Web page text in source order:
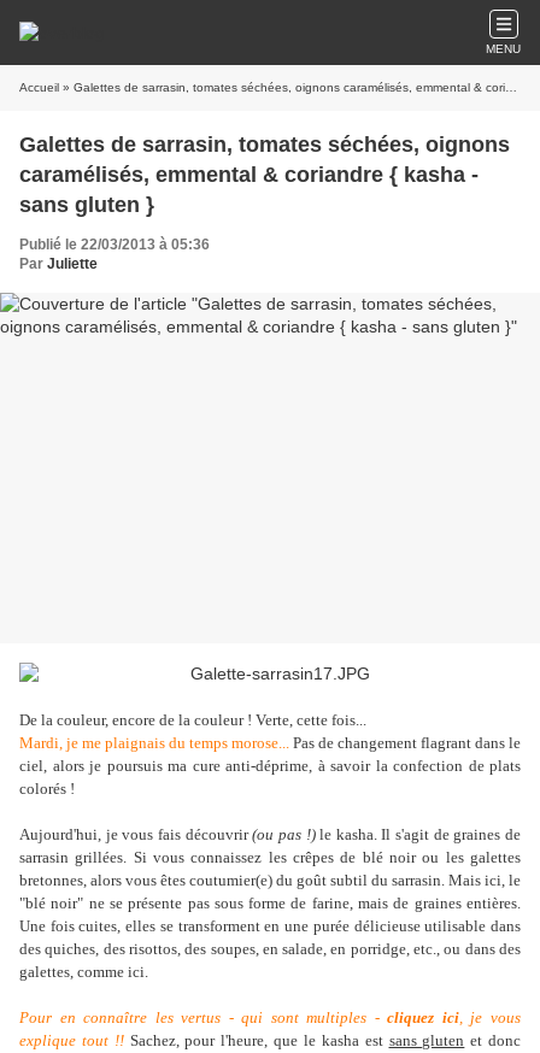
MENU
Accueil » Galettes de sarrasin, tomates séchées, oignons caramélisés, emmental & coriandre { kasha - sans gluten }
Galettes de sarrasin, tomates séchées, oignons
caramélisés, emmental & coriandre { kasha -
sans gluten }
Publié le 22/03/2013 à 05:36
Par Juliette
De la couleur, encore de la couleur ! Verte, cette fois...
Mardi, je me plaignais du temps morose... Pas de changement flagrant dans le
ciel, alors je poursuis ma cure anti-déprime, à savoir la confection de plats
colorés !
Aujourd'hui, je vous fais découvrir(ou pas !)le kasha. Il s'agit de graines de
sarrasin grillées. Si vous connaissez les crêpes de blé noir ou les galettes
bretonnes, alors vous êtes coutumier(e) du goût subtil du sarrasin. Mais ici, le
"blé noir" ne se présente pas sous forme de farine, mais de graines entières.
Une fois cuites, elles se transforment en une purée délicieuse utilisable dans
des quiches, des risottos, des soupes, en salade, en porridge, etc., ou dans des
galettes, comme ici.
Pour en connaître les vertus - qui sont multiples -cliquez ici, je vous
explique tout !! Sachez, pour l'heure, que le kasha est sans gluten et donc